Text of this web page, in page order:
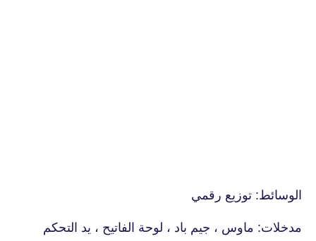
الوسائط: توزيع رقمي
مدخلات: ماوس ، جيم باد ، لوحة الفاتيح ، يد التحكم